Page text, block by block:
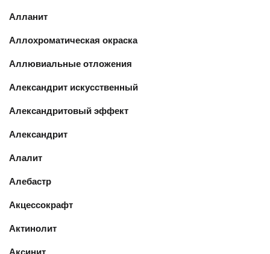
Алланит
Аллохроматическая окраска
Аллювиальные отложения
Александрит искусственный
Александритовый эффект
Александрит
Алалит
Алебастр
Акцессокрафт
Актинолит